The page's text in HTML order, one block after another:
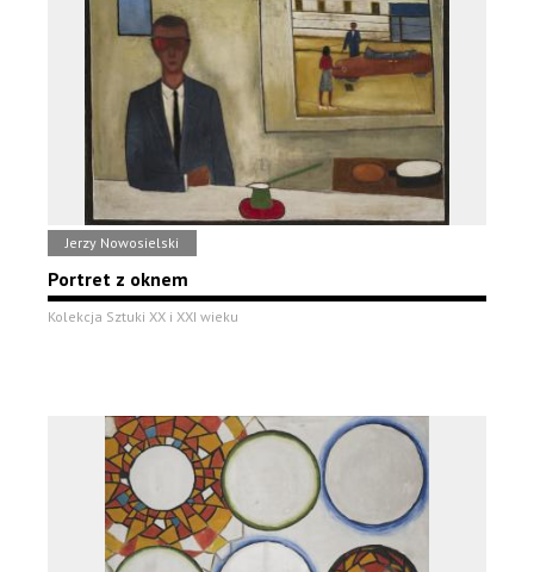
Jerzy Nowosielski
Portret z oknem
Kolekcja Sztuki XX i XXI wieku